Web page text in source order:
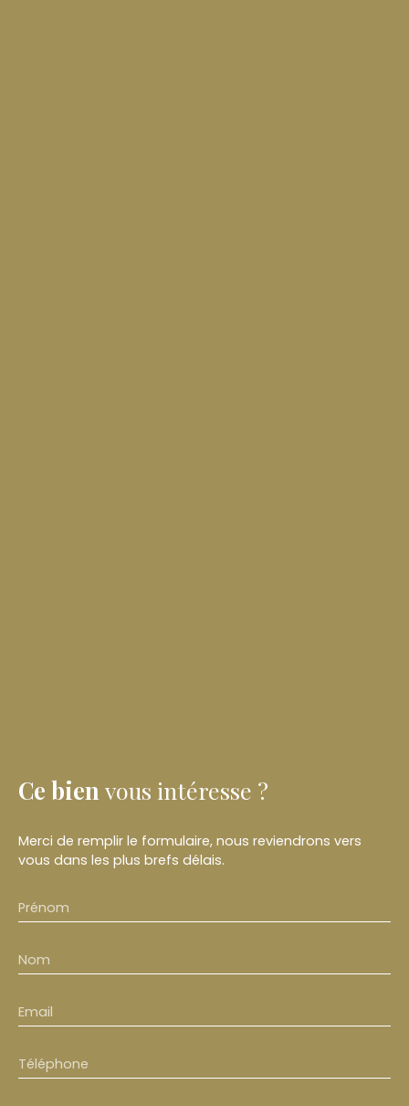
Ce bien vous intéresse ?
Merci de remplir le formulaire, nous reviendrons vers
vous dans les plus brefs délais.
Prénom
Nom
Email
Téléphone